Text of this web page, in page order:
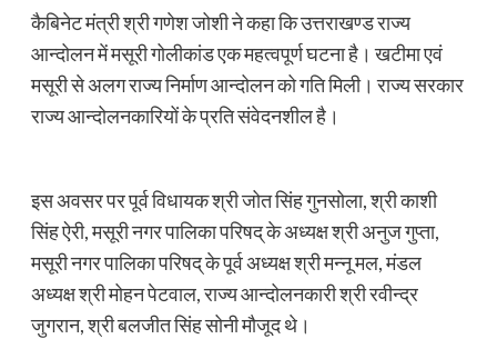
कैबिनेट मंत्री श्री गणेश जोशी ने कहा कि उत्तराखण्ड राज्य
आन्दोलन में मसूरी गोलीकांड एक महत्वपूर्ण घटना है। खटीमा एवं
मसूरी से अलग राज्य निर्माण आन्दोलन को गति मिली। राज्य सरकार
राज्य आन्दोलनकारियों के प्रति संवेदनशील है।
इस अवसर पर पूर्व विधायक श्री जोत सिंह गुनसोला, श्री काशी
सिंह ऐरी, मसूरी नगर पालिका परिषद् के अध्यक्ष श्री अनुज गुप्ता,
मसूरी नगर पालिका परिषद् के पूर्व अध्यक्ष श्री मन्नू मल, मंडल
अध्यक्ष श्री मोहन पेटवाल, राज्य आन्दोलनकारी श्री रवीन्द्र
जुगरान, श्री बलजीत सिंह सोनी मौजूद थे।